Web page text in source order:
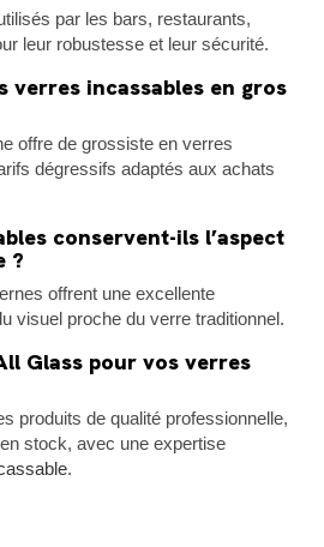
par les bars, restaurants,
leur robustesse et leur sécurité.
verres incassables en gros
offre de grossiste en verres
dégressifs adaptés aux achats
conservent-ils l’aspect
?
offrent une excellente
visuel proche du verre traditionnel.
Glass pour vos verres
produits de qualité professionnelle,
stock, avec une expertise
.